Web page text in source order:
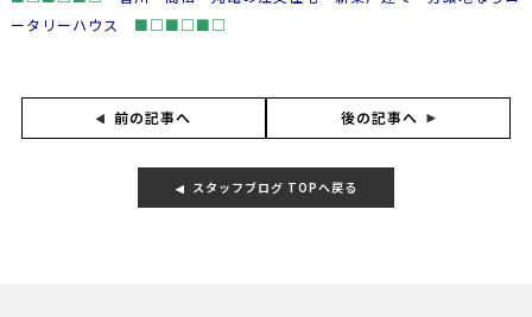
ータリーハウス
■□■□■□
前の記事へ 後の記事へ
スタッフブログ TOPへ戻る